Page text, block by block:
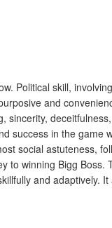
Political skill,
and
in the
social astuteness,
winning Bigg
and adaptively.